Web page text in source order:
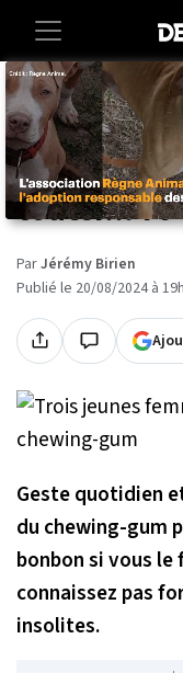
Accueil Societe
Dans ce
chewing-
coûter...
ParJérémy Birien
Publié le 20/08/2024 à
Geste quotidien
du chewing-gum
bonbon si vous le
connaissez pas
insolites.